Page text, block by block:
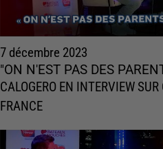
7 décembre 2023
"ON N'EST PAS DES
CALOGERO EN INTERVIEW
FRANCE